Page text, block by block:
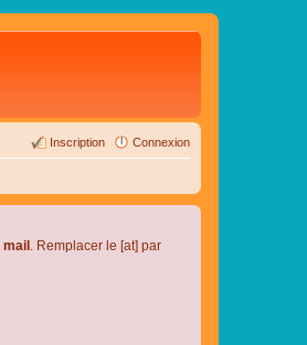
Connexion
Inscription
mail . Remplacer le [at] par